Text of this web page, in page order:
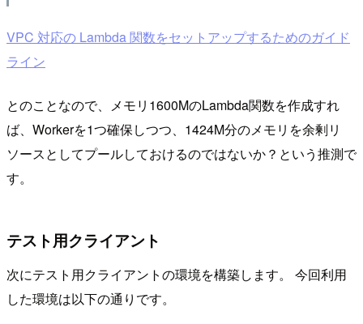
VPC 対応の Lambda 関数をセットアップするためのガイド
ライン
とのことなので、メモリ1600MのLambda関数を作成すれ
ば、Workerを1つ確保しつつ、1424M分のメモリを余剰リ
ソースとしてプールしておけるのではないか？という推測で
す。
テスト用クライアント
次にテスト用クライアントの環境を構築します。 今回利用
した環境は以下の通りです。